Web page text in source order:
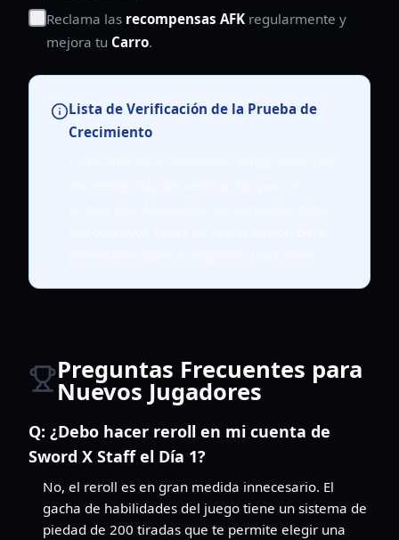
Reclama las recompensas AFK regularmente y
mejora tu Carro.
Lista de Verificación de la Prueba de
Crecimiento
Preguntas Frecuentes para
Nuevos Jugadores
Q: ¿Debo hacer reroll en mi cuenta de
Sword X Staff el Día 1?
No, el reroll es en gran medida innecesario. El
gacha de habilidades del juego tiene un sistema de
piedad de 200 tiradas que te permite elegir una